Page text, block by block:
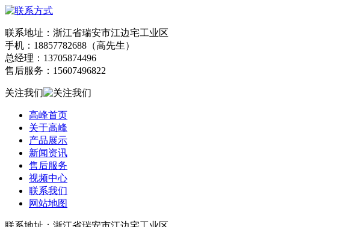
联系地址：浙江省瑞安市江边宅工业区
手机：18857782688（高先生）
总经理：13705874496
售后服务：15607496822
关注我们
高峰首页
关于高峰
产品展示
新闻资讯
售后服务
视频中心
联系我们
网站地图